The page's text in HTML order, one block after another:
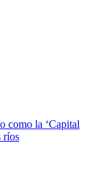
como la ‘Capital
ríos